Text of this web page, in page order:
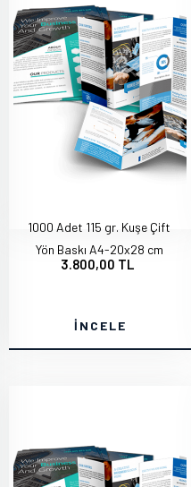
1000 Adet 115 gr. Kuşe Çift
Yön Baskı A4-20x28 cm
3.800,00 TL
İNCELE